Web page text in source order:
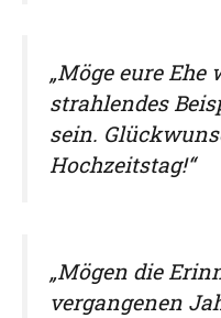
„Möge eure
strahlendes
sein.
Hochzeitstag!“
„Mögen die
vergangenen